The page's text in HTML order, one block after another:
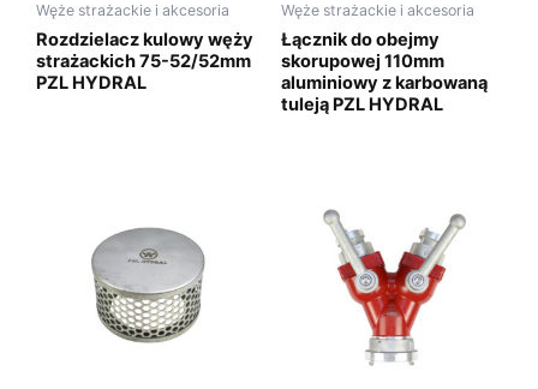
Węże strażackie i akcesoria
Rozdzielacz kulowy węży
strażackich 75-52/52mm
PZL HYDRAL
Węże strażackie i akcesoria
Łącznik do obejmy
skorupowej 110mm
aluminiowy z karbowaną
tuleją PZL HYDRAL